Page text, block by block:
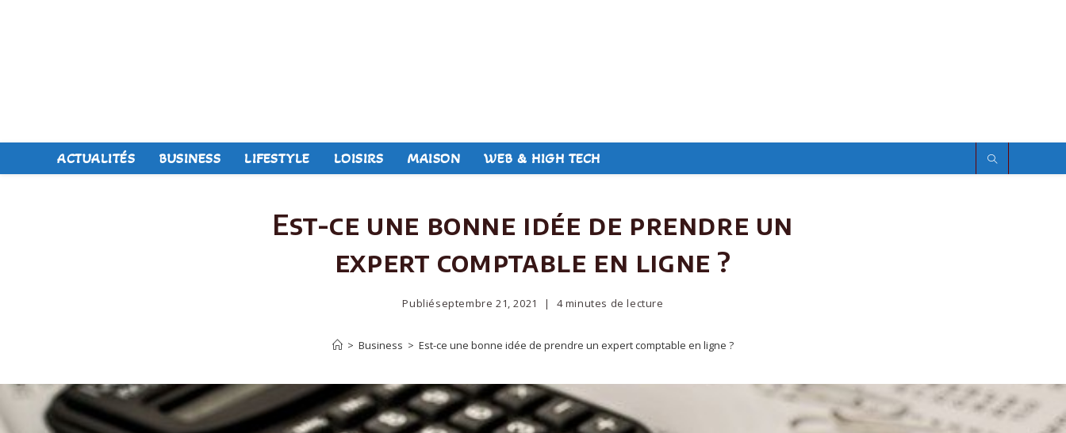
ACTUALITÉS BUSINESS LIFESTYLE LOISIRS MAISON WEB & HIGH TECH
Est-ce une bonne idée de prendre un
expert comptable en ligne ?
Publiéseptembre 21, 2021 4 minutes de lecture
> Business > Est-ce une bonne idée de prendre un expert comptable en ligne ?